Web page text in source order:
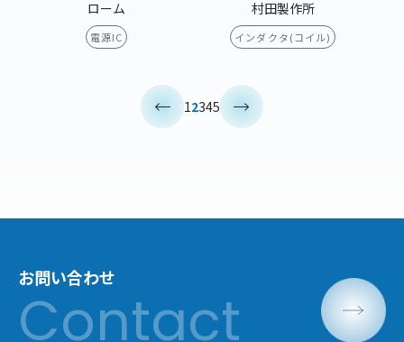
ローム
電源IC
村田製作所
インダクタ(コイル)
12345
お問い合わせ